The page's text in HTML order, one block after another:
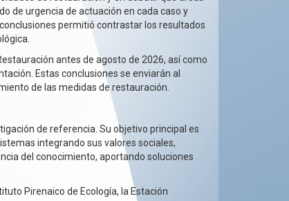
de urgencia de actuación en cada caso y
permitió contrastar los resultados
antes de agosto de 2026, así como
Estas conclusiones se enviarán al
de las medidas de restauración.
de referencia. Su objetivo principal es
integrando sus valores sociales,
del conocimiento, aportando soluciones
Pirenaico de Ecología, la Estación